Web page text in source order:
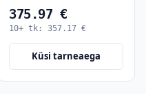
375.97 €
10+ tk: 357.17 €
Küsi tarneaega